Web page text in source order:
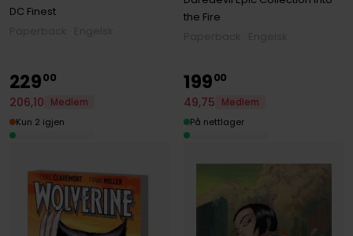
DC Finest
the Fire
22900
206,10
Medlem
Kun 2 igjen
19900
49,75
Medlem
På nettlager